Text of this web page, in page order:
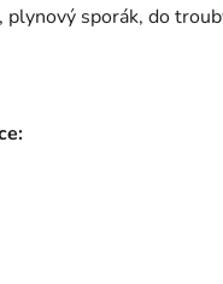
plynový sporák, do